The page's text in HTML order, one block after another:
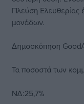
Πλεύση Ελευθερίας
μονάδων.
Δημοσκόπηση
Τα ποσοστά των
ΝΔ:25,7%